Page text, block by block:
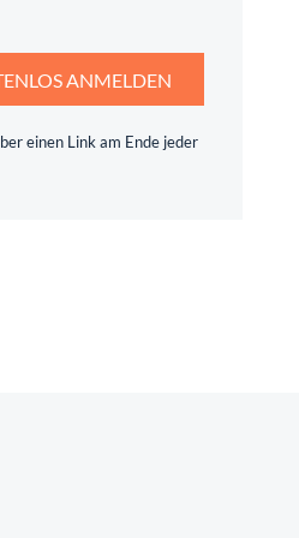
ANMELDEN
einen Link am Ende jeder